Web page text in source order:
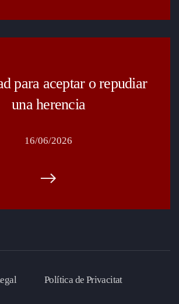
para aceptar o repudiar
una herencia
16/06/2026
Política de Privacitat